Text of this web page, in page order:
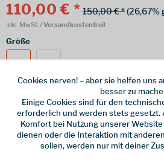
110,00 € * 150,00 € *(26,67%
inkl. MwSt./ Versandkostenfrei!
Größe
Online bestellen
vorrätig | Lieferzeit 1-3 Werktage
Cookies nerven! – aber sie helfen uns
besser zu
Einige Cookies sind für den
erforderlich und werden stets gesetzt.
Komfort bei Nutzung unserer
dienen oder die Interaktion mit
sollen, werden nur mit deiner